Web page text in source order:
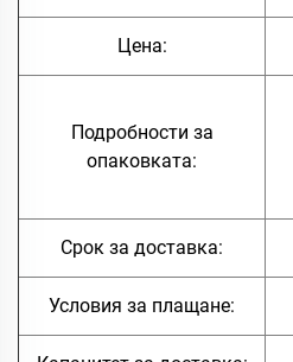
Цена:
Подробности за
опаковката:
Срок за доставка:
Условия за плащане: